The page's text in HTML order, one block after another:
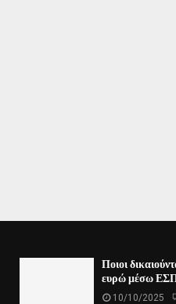
Ποιοι
ευρώ μέσω
10/10/2025